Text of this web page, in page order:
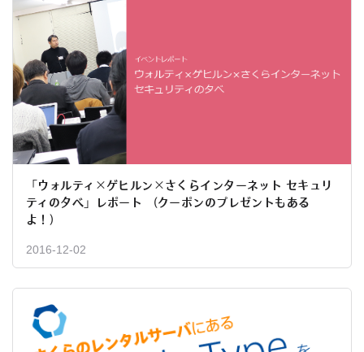
「ウォルティ×ゲヒルン×さくらインターネット セキュリ
ティの夕べ」レポート （クーポンのプレゼントもある
よ！）
2016-12-02